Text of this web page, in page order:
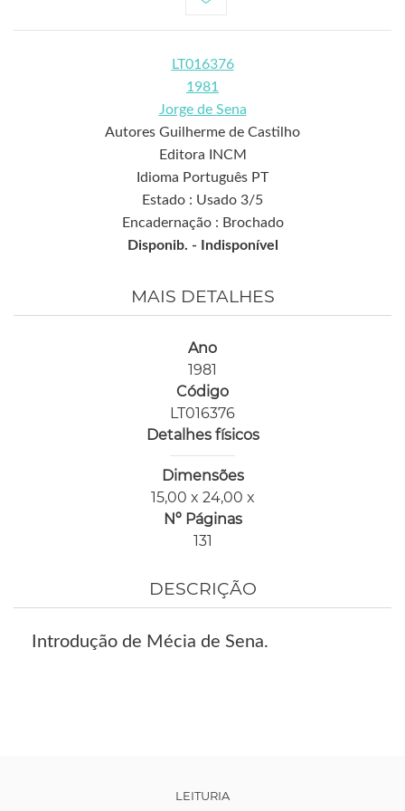
LT016376
1981
Jorge de Sena
Autores Guilherme de Castilho
Editora INCM
Idioma Português PT
Estado : Usado 3/5
Encadernação : Brochado
Disponib. -
Indisponível
MAIS DETALHES
Ano
1981
Código
LT016376
Detalhes físicos
Dimensões
15,00 x 24,00 x
Nº Páginas
131
DESCRIÇÃO
Introdução de Mécia de Sena.
LEITURIA